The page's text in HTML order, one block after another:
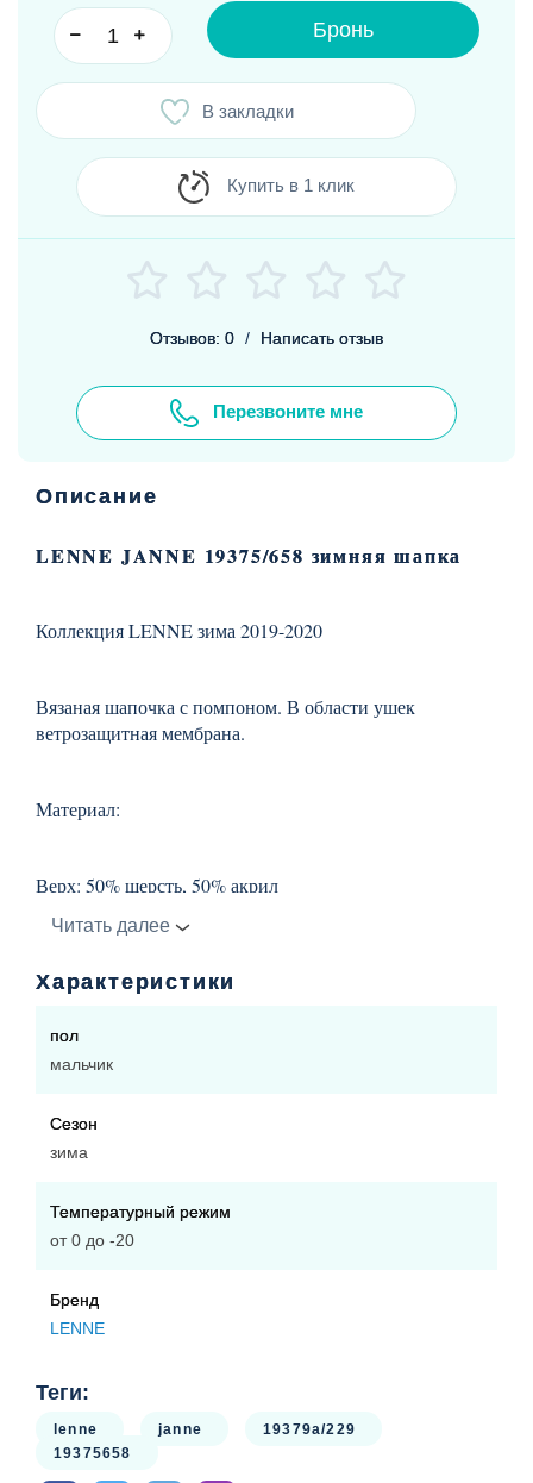
Бронь
В закладки
Купить в 1 клик
Отзывов: 0 / Написать отзыв
Перезвоните мне
Описание
LENNE JANNE 19375/658 зимняя шапка
Коллекция LENNE зима 2019-2020
Вязаная шапочка с помпоном. В области ушек
ветрозащитная мембрана.
Материал:
Верх: 50% шерсть, 50% акрил
Читать далее
Характеристики
пол
мальчик
Сезон
зима
Температурный режим
от 0 до -20
Бренд
LENNE
Теги:
lenne janne
19379a/229
19375658